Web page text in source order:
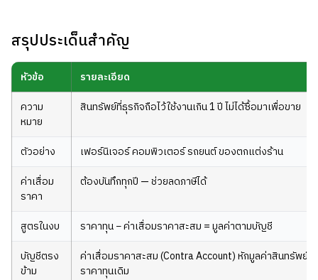
สรุปประเด็นสำคัญ
หัวข้อ
รายละเอียด
ความ
หมาย
สินทรัพย์ที่ธุรกิจถือไว้ใช้งานเกิน 1 ปี ไม่ได้ซื้อมาเพื่อขาย
ตัวอย่าง
เฟอร์นิเจอร์ คอมพิวเตอร์ รถยนต์ ของตกแต่งร้าน
ค่าเสื่อม
ราคา
ต้องบันทึกทุกปี — ช่วยลดภาษีได้
สูตรในงบ
ราคาทุน − ค่าเสื่อมราคาสะสม = มูลค่าตามบัญชี
บัญชีตรง
ข้าม
ค่าเสื่อมราคาสะสม (Contra Account) หักมูลค่าสินทรัพย์โ
ราคาทุนเดิม